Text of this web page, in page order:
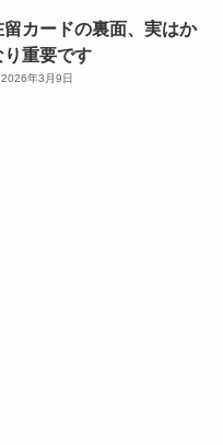
留カードの裏面、実はか
り重要です
2026年3月9日